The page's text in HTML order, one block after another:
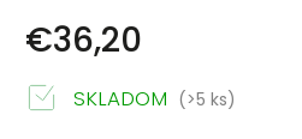
€36,20
SKLADOM (>5 ks)